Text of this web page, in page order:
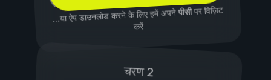
...या ऐप डाउनलोड करने के लिए हमें अपनेपीसीपर विज़िट
करें
चरण 2